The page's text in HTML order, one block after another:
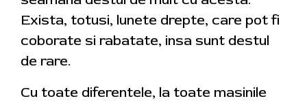
Exista, totusi, lunete drepte, care pot fi
coborate si rabatate, insa sunt destul
de rare.
Cu toate diferentele, la toate masinile